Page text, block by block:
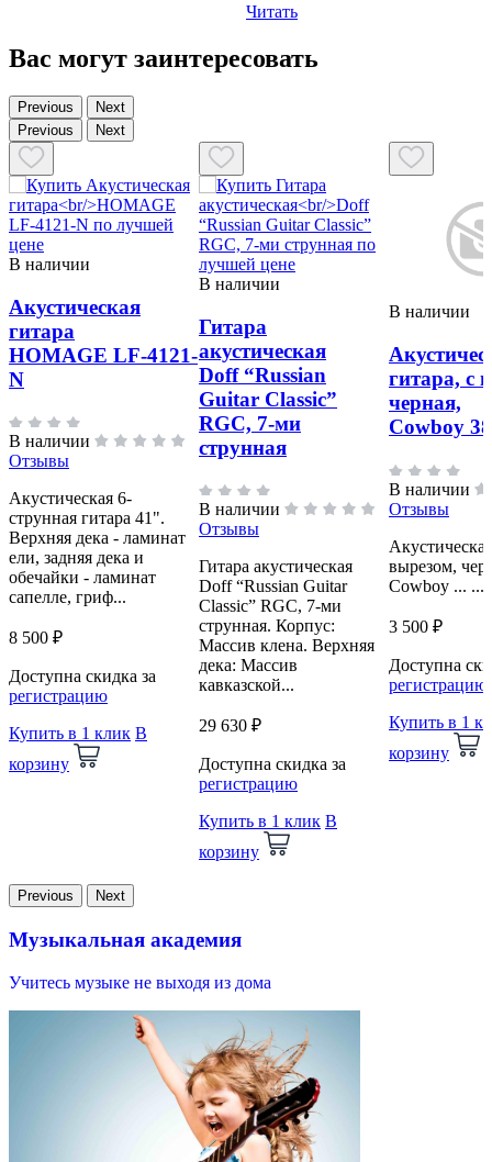
Читать
Вас могут заинтересовать
Previous
Next
Previous
Next
В наличии
Акустическая
гитара
HOMAGE LF-4121-
N
В наличии
Отзывы
Акустическая 6-
струнная гитара 41".
Верхняя дека - ламинат
ели, задняя дека и
обечайки - ламинат
сапелле, гриф...
8 500 ₽
Доступна скидка за
регистрацию
Купить в 1 клик В
корзину
В наличии
Гитара
акустическая
Doff “Russian
Guitar Classic”
RGC, 7-ми
струнная
В наличии
Отзывы
Гитара акустическая
Doff “Russian Guitar
Classic” RGC, 7-ми
струнная. Корпус:
Массив клена. Верхняя
дека: Массив
кавказской...
29 630 ₽
Доступна скидка за
регистрацию
Купить в 1 клик В
корзину
В наличии
гитара, с
черная,
Cowboy
В наличии
Отзывы
вырезом,
Cowboy ... ...
3 500 ₽
Доступна
регистрацию
Купить в 1
корзину
Previous Next
Музыкальная академия
Учитесь музыке не выходя из дома